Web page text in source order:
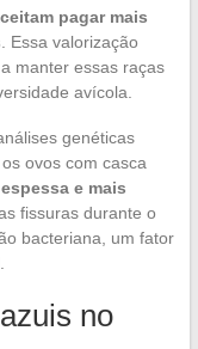
pagar mais
. Essa valorização
manter essas raças
avícola.
genéticas
ovos com casca
e mais
fissuras durante o
bacteriana, um fator
no